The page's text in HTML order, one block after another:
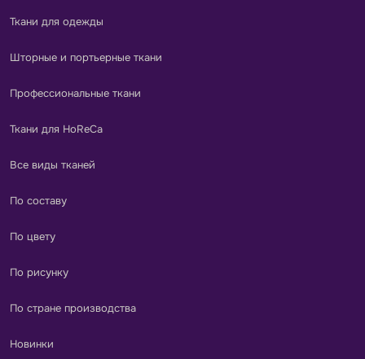
Ткани для одежды
Шторные и портьерные ткани
Профессиональные ткани
Ткани для HoReCa
Все виды тканей
По составу
По цвету
По рисунку
По стране производства
Новинки